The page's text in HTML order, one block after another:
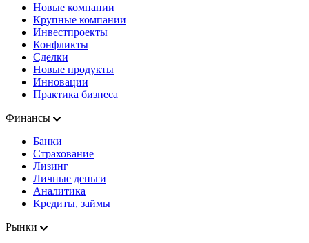
Новые компании
Крупные компании
Инвестпроекты
Конфликты
Сделки
Новые продукты
Инновации
Практика бизнеса
Финансы
Банки
Страхование
Лизинг
Личные деньги
Аналитика
Кредиты, займы
Рынки